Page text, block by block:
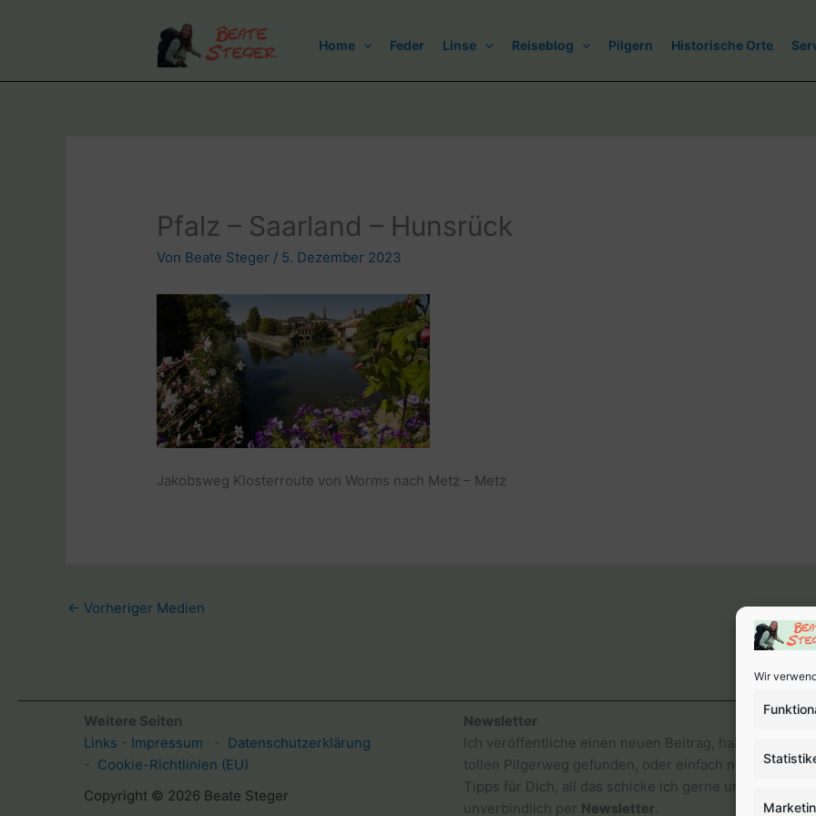
Wir
Home Feder Linse Reiseblog Pilgern Historische Orte
Pfalz – Saarland – Hunsrück
Von Beate Steger / 5. Dezember 2023
Jakobsweg Klosterroute von Worms nach Metz – Metz
← Vorheriger Medien
Weitere Seiten
Links - Impressum - Datenschutzerklärung
- Cookie-Richtlinien (EU)
Copyright © 2026 Beate Steger
Newsletter
Ich veröffentliche einen neuen Beitrag, habe einen
tollen Pilgerweg gefunden, oder einfach nur gute
Tipps für Dich, all das schicke ich gerne und
unverbindlich per Newsletter.